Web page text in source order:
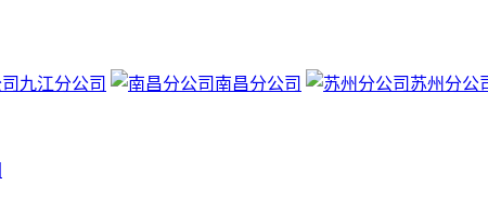
九江分公司 南昌分公司 苏州分公